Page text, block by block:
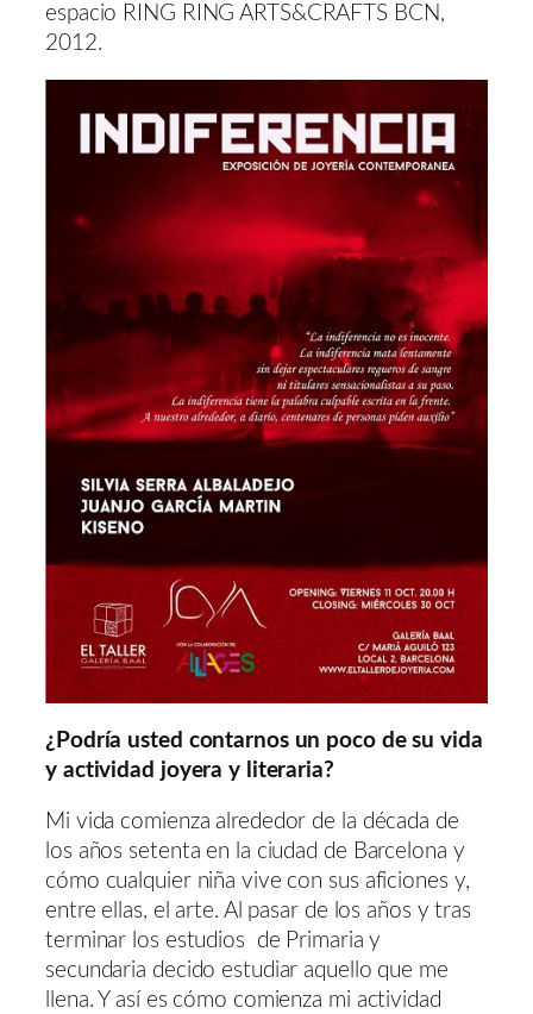
espacio RING RING ARTS&CRAFTS BCN,
2012.
¿Podría usted contarnos un poco de su vida
y actividad joyera y literaria?
Mi vida comienza alrededor de la década de
los años setenta en la ciudad de Barcelona y
cómo cualquier niña vive con sus aficiones y,
entre ellas, el arte. Al pasar de los años y tras
terminar los estudios de Primaria y
secundaria decido estudiar aquello que me
llena. Y así es cómo comienza mi actividad